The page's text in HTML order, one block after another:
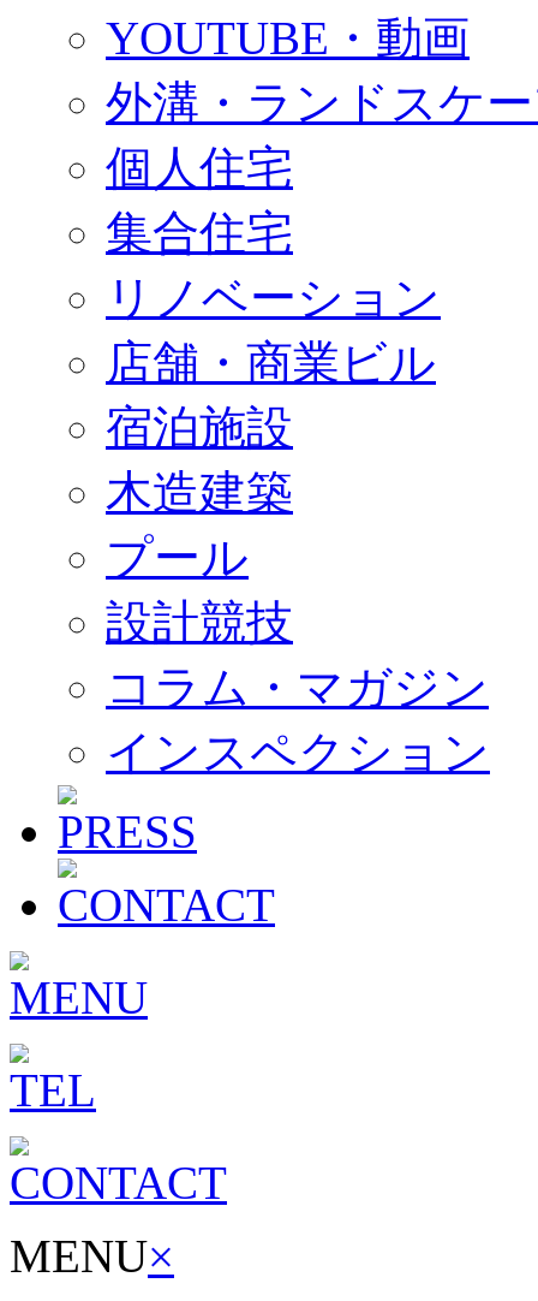
YOUTUBE・動画
外溝・ランドスケ
個人住宅
集合住宅
リノベーション
店舗・商業ビル
宿泊施設
木造建築
プール
設計競技
コラム・マガジン
インスペクション
MENU×